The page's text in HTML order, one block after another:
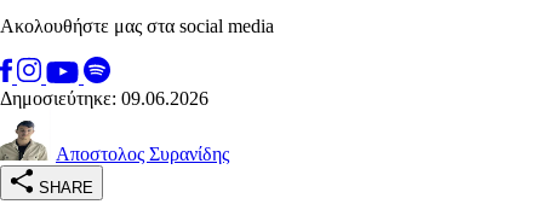
Ακολουθήστε μας στα social media
Δημοσιεύτηκε: 09.06.2026
Αποστολος Συρανίδης
SHARE